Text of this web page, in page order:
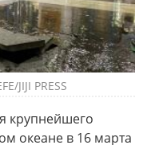
JIJI PRESS
крупнейшего
океане в 16 марта